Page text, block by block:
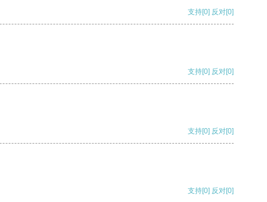
支持[0] 反对[0]
支持[0] 反对[0]
支持[0] 反对[0]
支持[0] 反对[0]